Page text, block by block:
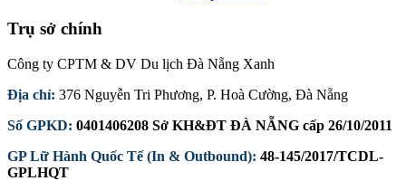
Trụ sở chính
Công ty CPTM & DV Du lịch Đà Nẵng Xanh
Địa chỉ: 376 Nguyễn Tri Phương, P. Hoà Cường, Đà Nẵng
Số GPKD: 0401406208 Sở KH&ĐT ĐÀ NẴNG cấp 26/10/2011
GP Lữ Hành Quốc Tế (In & Outbound): 48-145/2017/TCDL-
GPLHQT